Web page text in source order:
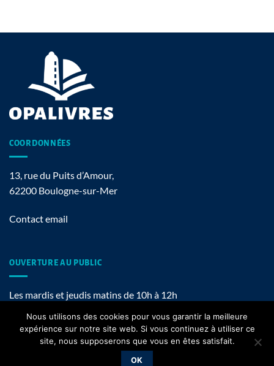
COORDONNÉES
13, rue du Puits d’Amour,
62200 Boulogne-sur-Mer
Contact email
OUVERTURE AU PUBLIC
Les mardis et jeudis matins de 10h à 12h
Mentions légales
Nous utilisons des cookies pour vous garantir la meilleure
expérience sur notre site web. Si vous continuez à utiliser ce
site, nous supposerons que vous en êtes satisfait.
OK